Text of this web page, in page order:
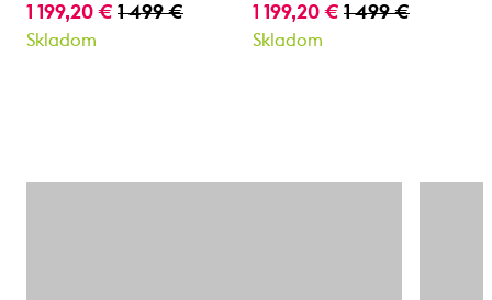
1 199,20 € 1 499 €
Skladom
1 199,20 € 1 499 €
Skladom